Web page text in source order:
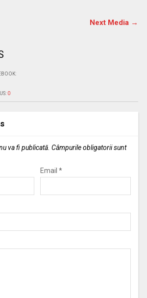
Next Media →
0
va fi publicată. Câmpurile obligatorii sunt
Email *